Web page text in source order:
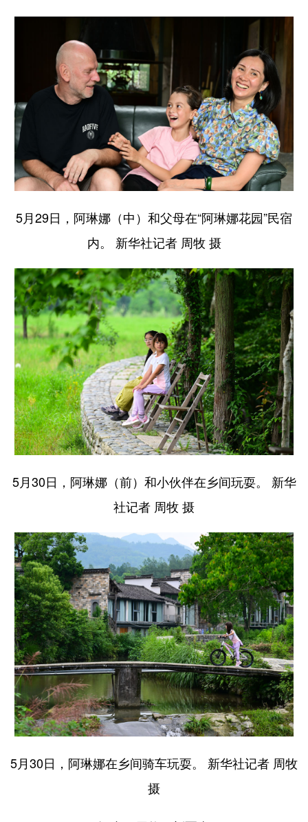
5月29日，阿琳娜（中）和父母在“阿琳娜花园”民宿
内。 新华社记者 周牧 摄
5月30日，阿琳娜（前）和小伙伴在乡间玩耍。 新华
社记者 周牧 摄
5月30日，阿琳娜在乡间骑车玩耍。 新华社记者 周牧
摄